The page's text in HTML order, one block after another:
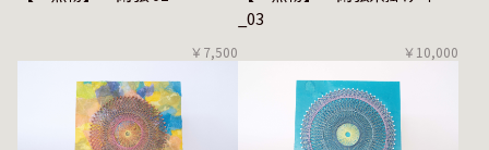
￥7,500
_03
￥10,000